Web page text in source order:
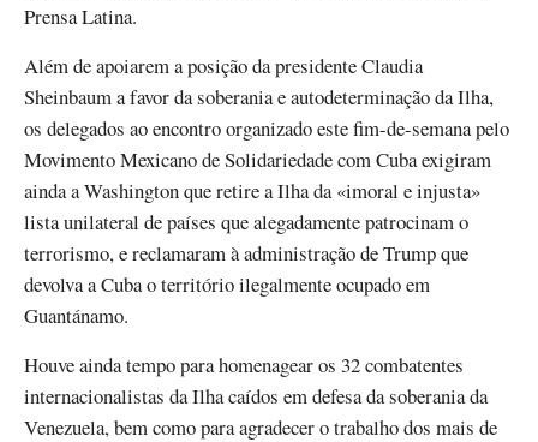
Prensa Latina.
Além de apoiarem a posição da presidente Claudia
Sheinbaum a favor da soberania e autodeterminação da Ilha,
os delegados ao encontro organizado este fim-de-semana pelo
Movimento Mexicano de Solidariedade com Cuba exigiram
ainda a Washington que retire a Ilha da «imoral e injusta»
lista unilateral de países que alegadamente patrocinam o
terrorismo, e reclamaram à administração de Trump que
devolva a Cuba o território ilegalmente ocupado em
Guantánamo.
Houve ainda tempo para homenagear os 32 combatentes
internacionalistas da Ilha caídos em defesa da soberania da
Venezuela, bem como para agradecer o trabalho dos mais de